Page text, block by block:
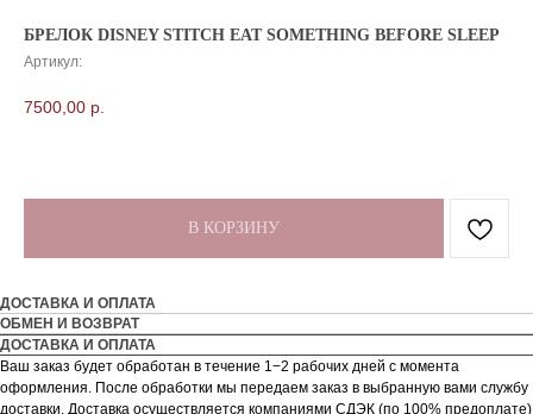
БРЕЛОК DISNEY STITCH EAT SOMETHING BEFORE SLEEP
Артикул:
7500,00 р.
В КОРЗИНУ
ДОСТАВКА И ОПЛАТА
ОБМЕН И ВОЗВРАТ
ДОСТАВКА И ОПЛАТА
Ваш заказ будет обработан в течение 1−2 рабочих дней с момента
оформления. После обработки мы передаем заказ в выбранную вами службу
доставки. Доставка осуществляется компаниями СДЭК (по 100% предоплате)